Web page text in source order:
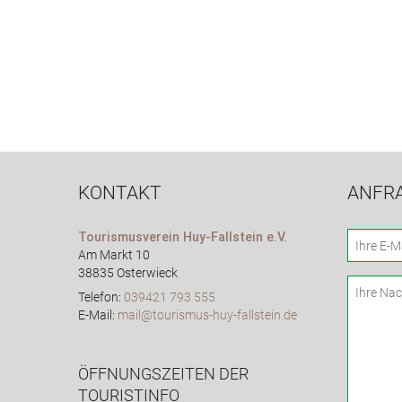
KONTAKT
Tourismusverein Huy-Fallstein e.V.
Am Markt 10
38835 Osterwieck
Telefon: 039421 793 555
E-Mail: mail@tourismus-huy-fallstein.de
ÖFFNUNGSZEITEN DER
TOURISTINFO